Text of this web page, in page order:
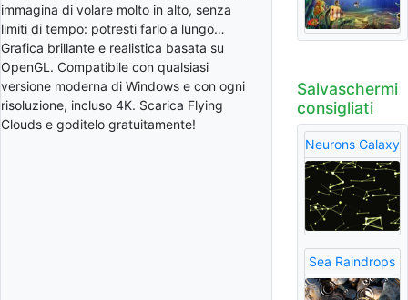
immagina di volare molto in alto, senza
limiti di tempo: potresti farlo a lungo…
Grafica brillante e realistica basata su
OpenGL. Compatibile con qualsiasi
versione moderna di Windows e con ogni
risoluzione, incluso 4K. Scarica Flying
Clouds e goditelo gratuitamente!
Salvaschermi
consigliati
Neurons Galaxy
Sea Raindrops